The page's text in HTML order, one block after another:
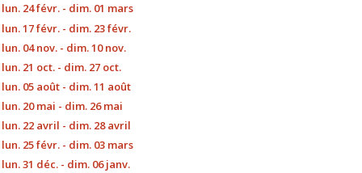
lun. 24 févr. - dim. 01 mars
lun. 17 févr. - dim. 23 févr.
lun. 04 nov. - dim. 10 nov.
lun. 21 oct. - dim. 27 oct.
lun. 05 août - dim. 11 août
lun. 20 mai - dim. 26 mai
lun. 22 avril - dim. 28 avril
lun. 25 févr. - dim. 03 mars
lun. 31 déc. - dim. 06 janv.